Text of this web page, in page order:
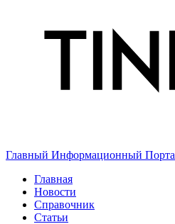
Главный Информационный
Главная
Новости
Справочник
Статьи